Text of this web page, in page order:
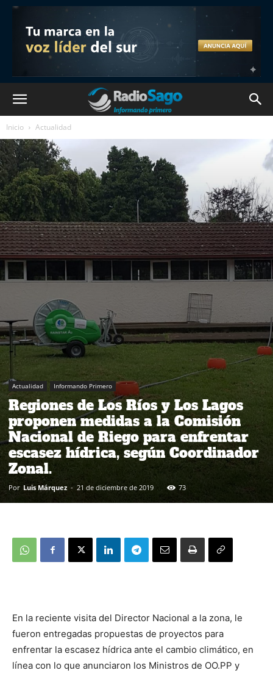
Inicio Actualidad
Actualidad Informando Primero
Regiones de Los Ríos y Los Lagos
proponen medidas a la Comisión
Nacional de Riego para enfrentar
escasez hídrica, según Coordinador
Zonal.
Por Luis Márquez - 21 de diciembre de 2019 73
En la reciente visita del Director Nacional a la zona, le
fueron entregadas propuestas de proyectos para
enfrentar la escasez hídrica ante el cambio climático, en
línea con lo que anunciaron los Ministros de OO.PP y